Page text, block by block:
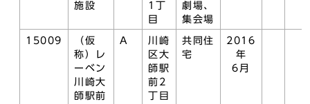
施設
1丁
目
劇場、
集会場
15009
（仮
称）レ
ーベン
川崎大
師駅前
A
川崎
区大
師駅
前2
丁目
共同住
宅
2016
年
6月